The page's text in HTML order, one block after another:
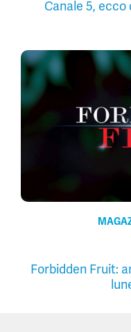
Canale 5,
Forbidden Fruit: